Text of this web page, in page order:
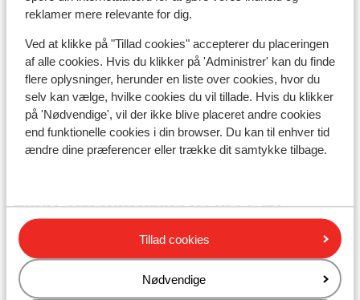
reklamer mere relevante for dig.
Ved at klikke på "Tillad cookies" accepterer du placeringen
af alle cookies. Hvis du klikker på 'Administrer' kan du finde
flere oplysninger, herunder en liste over cookies, hvor du
selv kan vælge, hvilke cookies du vil tillade. Hvis du klikker
på 'Nødvendige', vil der ikke blive placeret andre cookies
end funktionelle cookies i din browser. Du kan til enhver tid
ændre dine præferencer eller trække dit samtykke tilbage.
Tillad cookies
Nødvendige
Liftkort/skileje/undervisning
Liftkort
Undervisning
Skileje
Andre overnatningssteder i Ski
Zillertal 3000
BRUGGER Aparthotel